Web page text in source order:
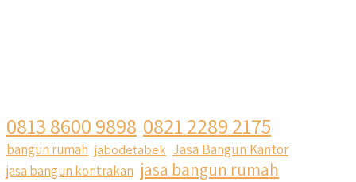
0813 8600 9898 0821 2289 2175
bangun rumah jabodetabek Jasa Bangun Kantor
jasa bangun kontrakan jasa bangun rumah